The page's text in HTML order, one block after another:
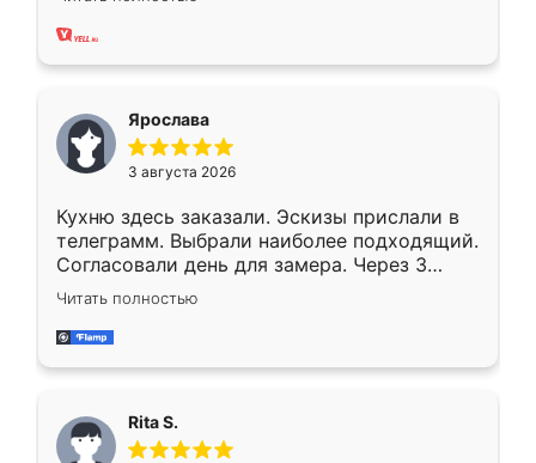
два года, нареканий нет.
Ярослава
3 августа 2026
Кухню здесь заказали. Эскизы прислали в
телеграмм. Выбрали наиболее подходящий.
Согласовали день для замера. Через 3
недели кухня была уже готова. Остались
довольны работой. Спасибо Ренессанс
мебель за качественную работу!
Читать полностью
Rita S.